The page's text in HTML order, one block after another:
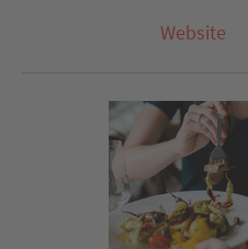
Website